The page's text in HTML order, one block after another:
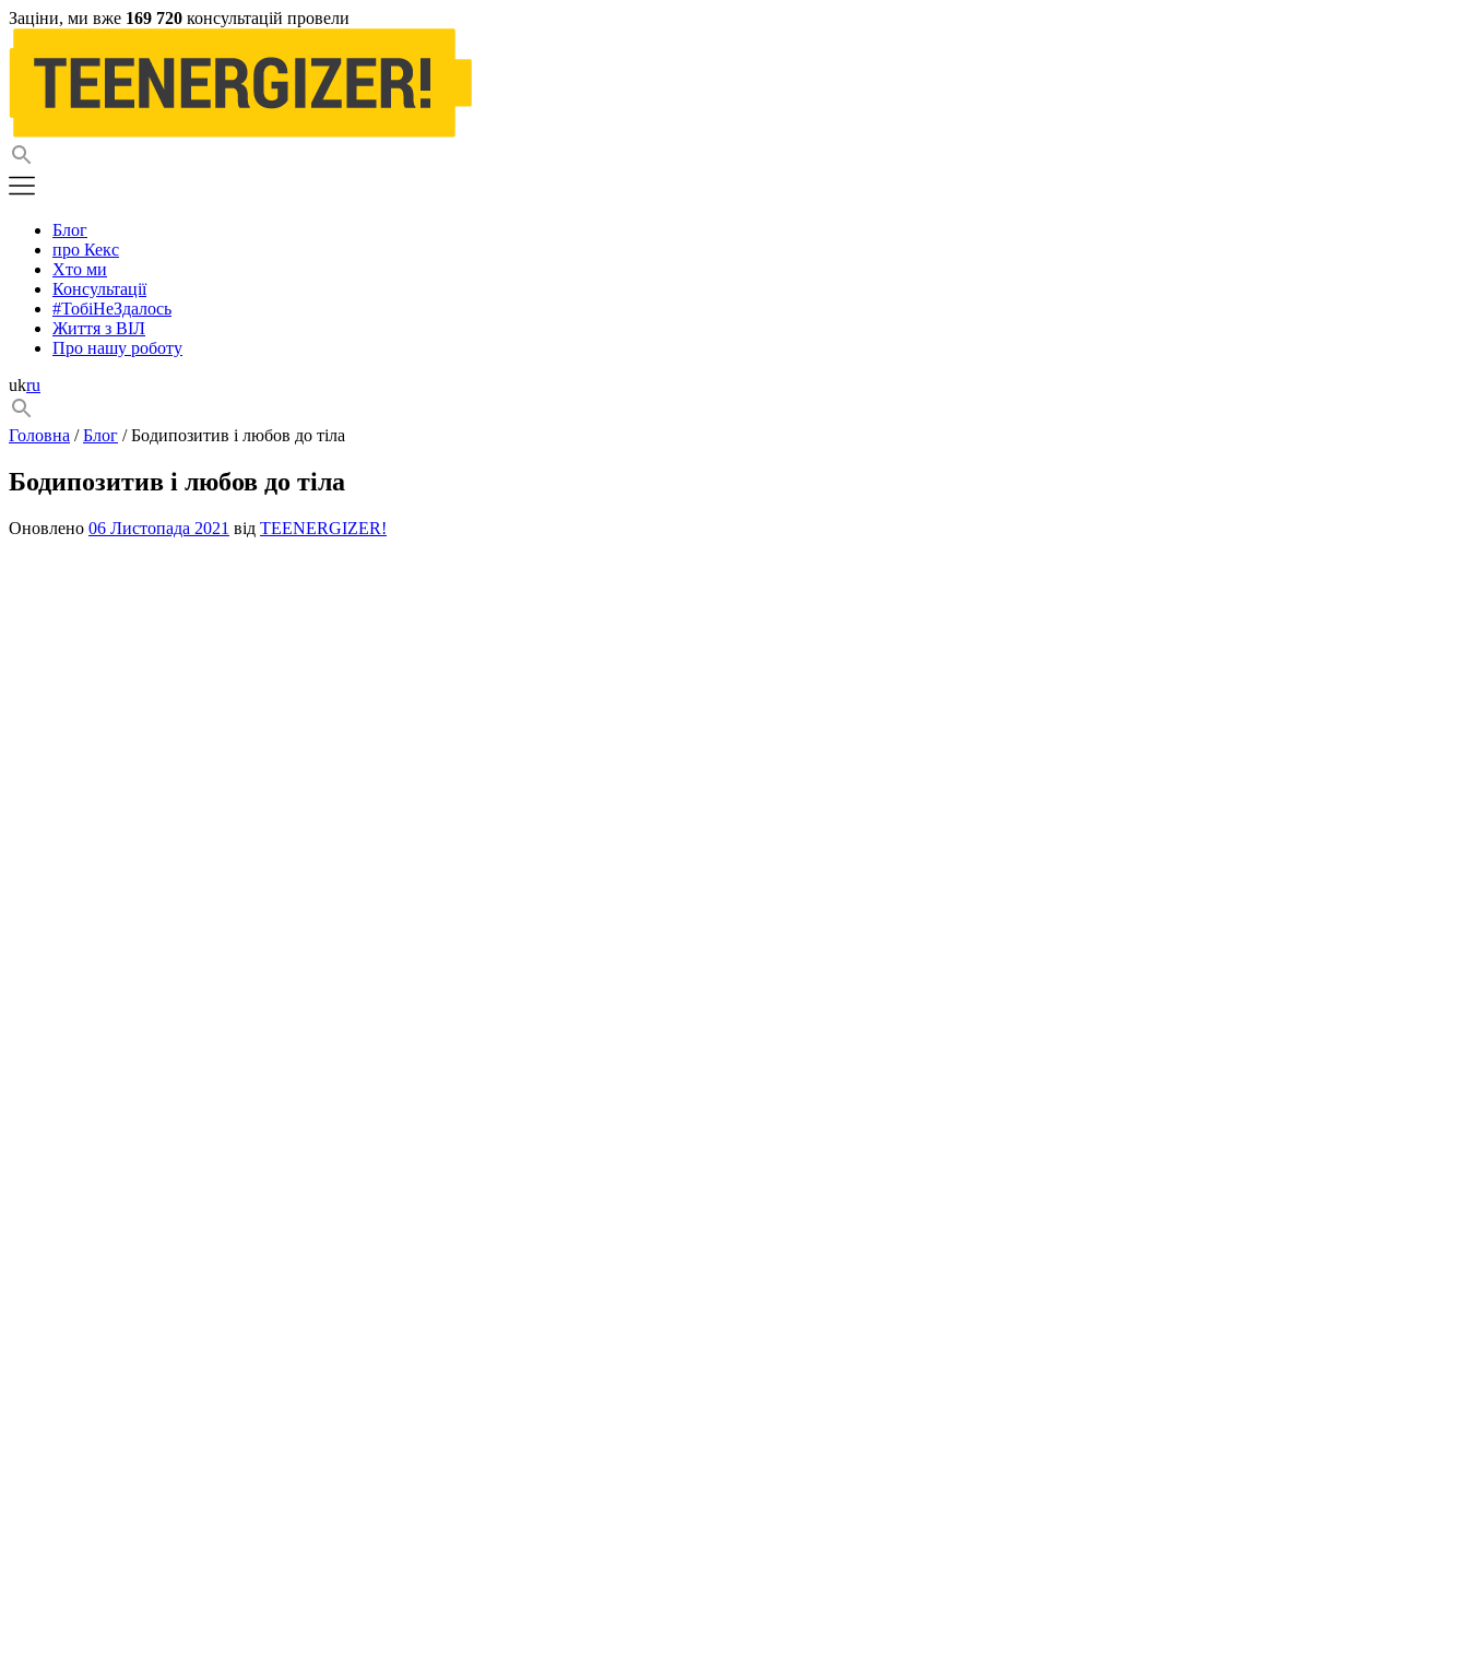
Заціни, ми вже 169 720 консультацій провели
Блог
про Кекс
Хто ми
Консультації
#ТобіНеЗдалось
Життя з ВІЛ
Про нашу роботу
ukru
Головна /Блог / Бодипозитив і любов до тіла
Бодипозитив і любов до тіла
Оновлено 06 Листопада 2021 від TEENERGIZER!